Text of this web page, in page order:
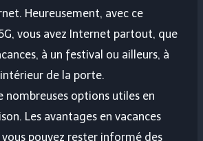
Heureusement, avec ce
vous avez Internet partout, que
à un festival ou ailleurs, à
de la porte.
options utiles en
Les avantages en vacances
pouvez rester informé des